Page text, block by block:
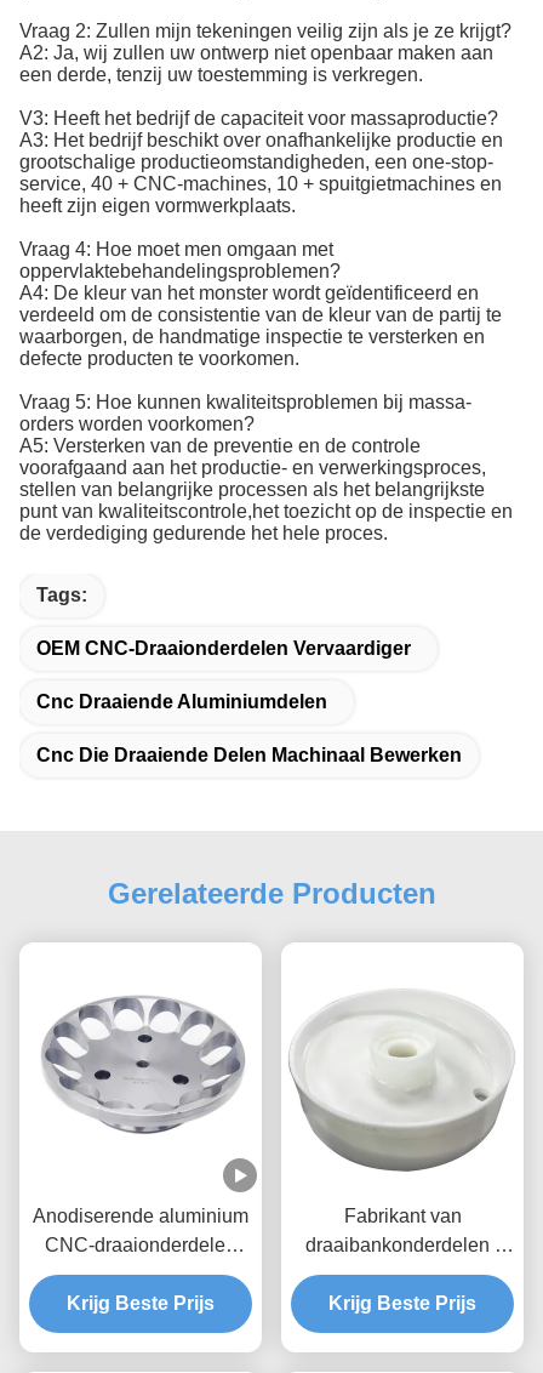
Vraag 2: Zullen mijn tekeningen veilig zijn als je ze krijgt?
A2: Ja, wij zullen uw ontwerp niet openbaar maken aan
een derde, tenzij uw toestemming is verkregen.
V3: Heeft het bedrijf de capaciteit voor massaproductie?
A3: Het bedrijf beschikt over onafhankelijke productie en
grootschalige productieomstandigheden, een one-stop-
service, 40 + CNC-machines, 10 + spuitgietmachines en
heeft zijn eigen vormwerkplaats.
Vraag 4: Hoe moet men omgaan met
oppervlaktebehandelingsproblemen?
A4: De kleur van het monster wordt geïdentificeerd en
verdeeld om de consistentie van de kleur van de partij te
waarborgen, de handmatige inspectie te versterken en
defecte producten te voorkomen.
Vraag 5: Hoe kunnen kwaliteitsproblemen bij massa-
orders worden voorkomen?
A5: Versterken van de preventie en de controle
voorafgaand aan het productie- en verwerkingsproces,
stellen van belangrijke processen als het belangrijkste
punt van kwaliteitscontrole,het toezicht op de inspectie en
de verdediging gedurende het hele proces.
Tags:
OEM CNC-Draaionderdelen Vervaardiger
Cnc Draaiende Aluminiumdelen
Cnc Die Draaiende Delen Machinaal Bewerken
Gerelateerde Producten
Anodiserende aluminium
CNC-draaionderdelen
Bewerking Custom 5 Axis
Cnc-frees
Krijg Beste Prijs
Fabrikant van
draaibankonderdelen |
Precisie draaiende
messing onderdelen en
aluminium onderdelen
Krijg Beste Prijs